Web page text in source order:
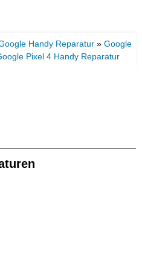
Handy Reparatur » Google
Pixel 4 Handy Reparatur